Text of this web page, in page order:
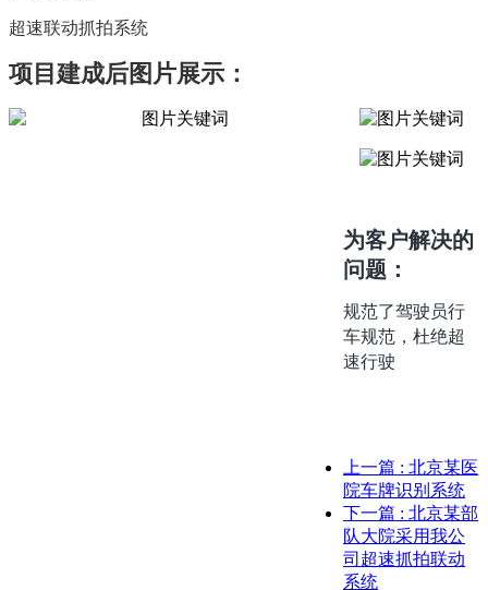
超速联动抓拍系统
项目建成后图片展示：
为客户解决的
问题：
规范了驾驶员行
车规范，杜绝超
速行驶
上一篇 : 北京某医
院车牌识别系统
下一篇 : 北京某部
队大院采用我公
司超速抓拍联动
系统